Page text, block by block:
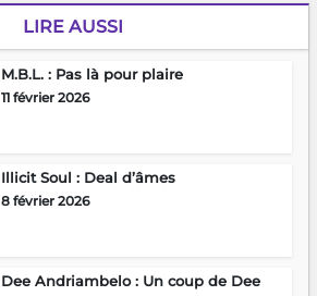
LIRE AUSSI
M.B.L. : Pas là pour plaire
11 février 2026
Illicit Soul : Deal d’âmes
8 février 2026
Dee Andriambelo : Un coup de Dee